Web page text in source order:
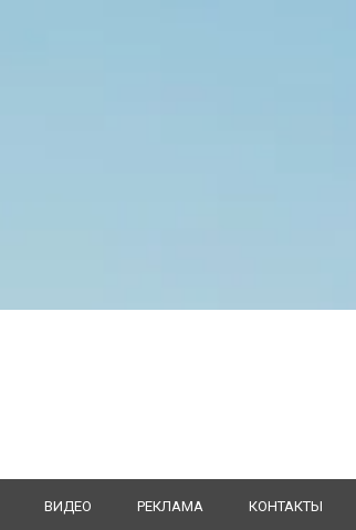
ВИДЕО РЕКЛАМА КОНТАКТЫ